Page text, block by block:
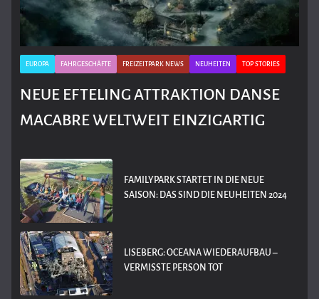
EUROPA FAHRGESCHÄFTE FREIZEITPARK NEWS NEUHEITEN TOP STORIES
NEUE EFTELING ATTRAKTION DANSE
MACABRE WELTWEIT EINZIGARTIG
FAMILYPARK STARTET IN DIE NEUE
SAISON: DAS SIND DIE NEUHEITEN 2024
LISEBERG: OCEANA WIEDERAUFBAU –
VERMISSTE PERSON TOT